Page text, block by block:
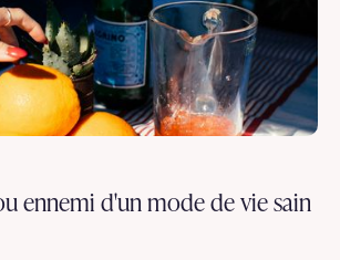
ennemi d'un mode de vie sain